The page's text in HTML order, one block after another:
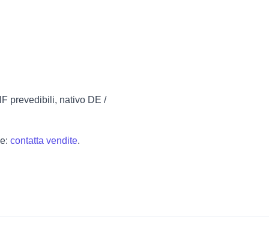
prevedibili, nativo DE /
contatta vendite.